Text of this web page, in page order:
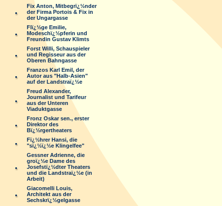
Fix Anton, Mitbegrï¿½nder
der Firma Portois & Fix in
der Ungargasse
Flï¿½ge Emilie,
Modeschï¿½pferin und
Freundin Gustav Klimts
Forst Willi, Schauspieler
und Regisseur aus der
Oberen Bahngasse
Franzos Karl Emil, der
Autor aus "Halb-Asien"
auf der Landstraï¿½e
Freud Alexander,
Journalist und Tarifeur
aus der Unteren
Viaduktgasse
Fronz Oskar sen., erster
Direktor des
Bï¿½rgertheaters
Fï¿½hrer Hansi, die
"sï¿½ï¿½e Klingelfee"
Gessner Adrienne, die
groï¿½e Dame des
Josefstï¿½dter Theaters
und die Landstraï¿½e (in
Arbeit)
Giacomelli Louis,
Architekt aus der
Sechskrï¿½gelgasse